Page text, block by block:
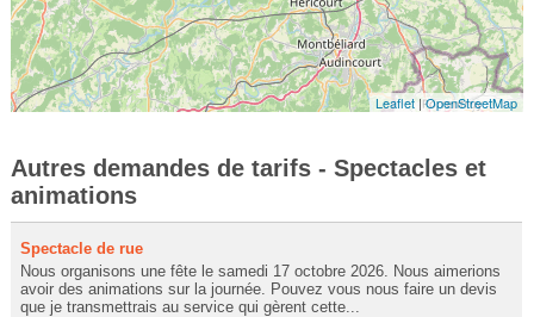
Leaflet |OpenStreetMap
Autres demandes de tarifs - Spectacles et
animations
Spectacle de rue
Nous organisons une fête le samedi 17 octobre 2026. Nous aimerions
avoir des animations sur la journée. Pouvez vous nous faire un devis
que je transmettrais au service qui gèrent cette...